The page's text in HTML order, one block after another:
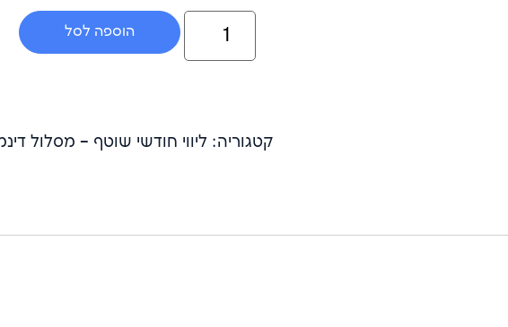
הוספה לסל
קטגוריה: ליווי חודשי שוטף – מסלול